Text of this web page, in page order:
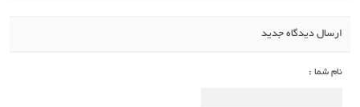
ارسال دیدگاه جدید
نام شما :